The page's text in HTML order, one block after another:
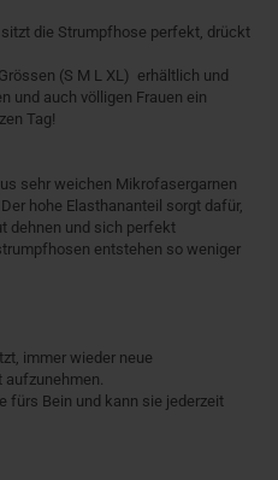
die Strumpfhose perfekt, drückt
(S M L XL) erhältlich und
und auch völligen Frauen ein
Tag!
sehr weichen Mikrofasergarnen
hohe Elasthananteil sorgt dafür,
dehnen und sich perfekt
entstehen so weniger
immer wieder neue
aufzunehmen.
fürs Bein und kann sie jederzeit